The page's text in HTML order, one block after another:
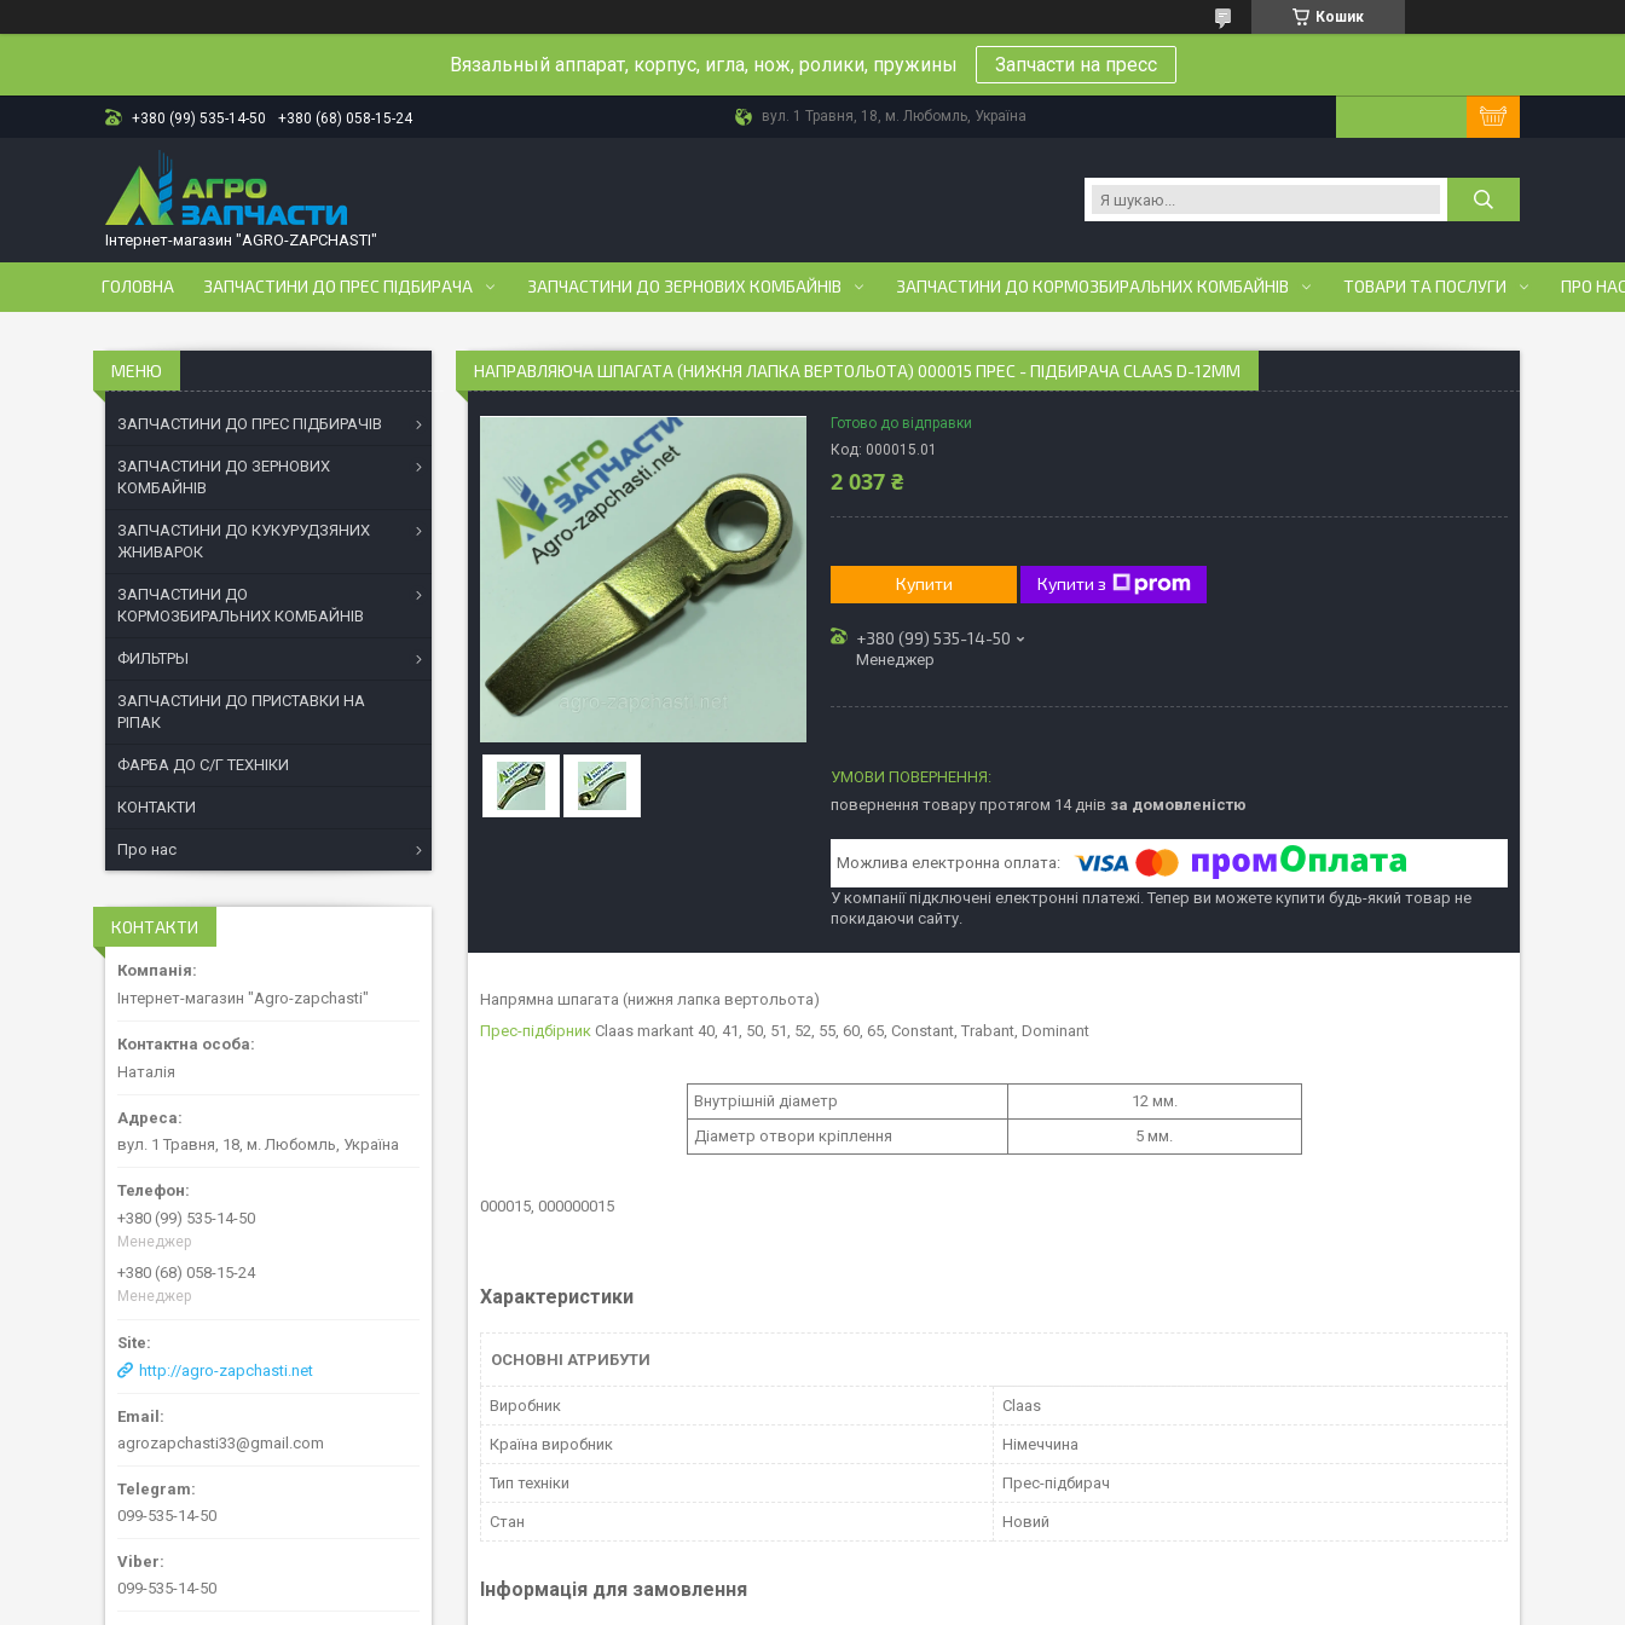
Кошик
Вязальный аппарат, корпус, игла, нож, ролики, пружины Запчасти на пресс
+380 (99) 535-14-50 +380 (68) 058-15-24 вул. 1 Травня, 18, м. Любомль, Україна
Інтернет-магазин "AGRO-ZAPCHASTI"
ГОЛОВНА ЗАПЧАСТИНИ ДО ПРЕС ПІДБИРАЧА ЗАПЧАСТИНИ ДО ЗЕРНОВИХ КОМБАЙНІВ ЗАПЧАСТИНИ ДО КОРМОЗБИРАЛЬНИХ КОМБАЙНІВ ТОВАРИ ТА ПОСЛУГИ ПРО
НАПРАВЛЯЮЧА ШПАГАТА (НИЖНЯ ЛАПКА ВЕРТОЛЬОТА) 000015 ПРЕС - ПІДБИРАЧА CLAAS D-12ММ
Готово до відправки
Код: 000015.01
2 037 ₴
Купити Купити з
+380 (99) 535-14-50
Менеджер
повернення товару протягом 14 днів за домовленістю
У компанії підключені електронні платежі. Тепер ви можете купити будь-який товар не
покидаючи сайту.
Напрямна шпагата (нижня лапка вертольота)
Прес-підбірник Claas markant 40, 41, 50, 51, 52, 55, 60, 65, Constant, Trabant, Dominant
Внутрішній діаметр
12 мм.
Діаметр отвори кріплення
5 мм.
000015, 000000015
Характеристики
ОСНОВНІ АТРИБУТИ
Виробник Claas
Країна виробник Німеччина
Тип техніки Прес-підбирач
Стан Новий
Інформація для замовлення
ЗАПЧАСТИНИ ДО ПРЕС ПІДБИРАЧІВ
ЗАПЧАСТИНИ ДО ЗЕРНОВИХ
КОМБАЙНІВ
ЗАПЧАСТИНИ ДО КУКУРУДЗЯНИХ
ЖНИВАРОК
ЗАПЧАСТИНИ ДО
КОРМОЗБИРАЛЬНИХ КОМБАЙНІВ
ФИЛЬТРЫ
ЗАПЧАСТИНИ ДО ПРИСТАВКИ НА
РІПАК
ФАРБА ДО С/Г ТЕХНІКИ
КОНТАКТИ
Про нас
КОНТАКТИ
Інтернет-магазин "Agro-zapchasti"
Наталія
вул. 1 Травня, 18, м. Любомль, Україна
+380 (99) 535-14-50
Менеджер
+380 (68) 058-15-24
Менеджер
http://agro-zapchasti.net
agrozapchasti33@gmail.com
099-535-14-50
099-535-14-50